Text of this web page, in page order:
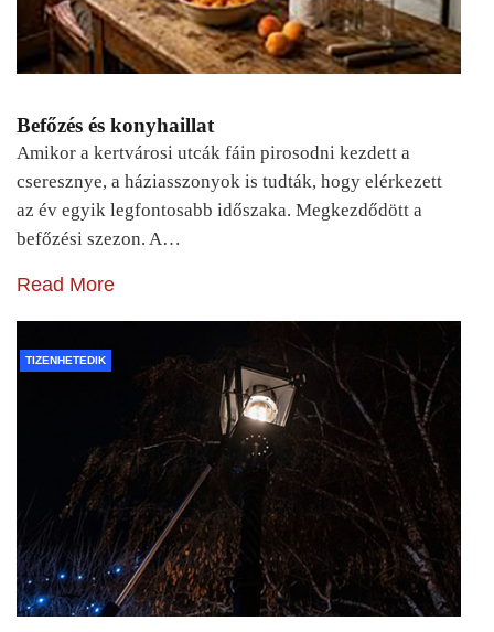
Befőzés és konyhaillat
Amikor a kertvárosi utcák fáin pirosodni kezdett a
cseresznye, a háziasszonyok is tudták, hogy elérkezett
az év egyik legfontosabb időszaka. Megkezdődött a
befőzési szezon. A…
Read More
TIZENHETEDIK